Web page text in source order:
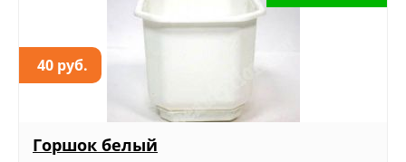
40 руб.
Горшок белый